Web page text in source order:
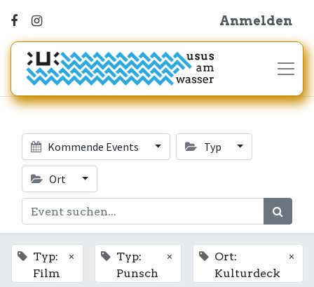
Anmelden
Kommende Events Typ
Ort
Typ:
Film
×
Typ:
Punsch
×
Ort:
Kulturdeck
×